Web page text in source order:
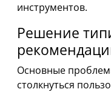
инструментов.
Решение
Основные
столкнуться